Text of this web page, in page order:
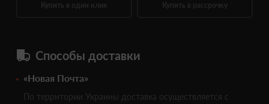
Купить в один клик Купить в рассрочку
Способы доставки
«Новая Почта»
По территории Украины доставка осуществляется с